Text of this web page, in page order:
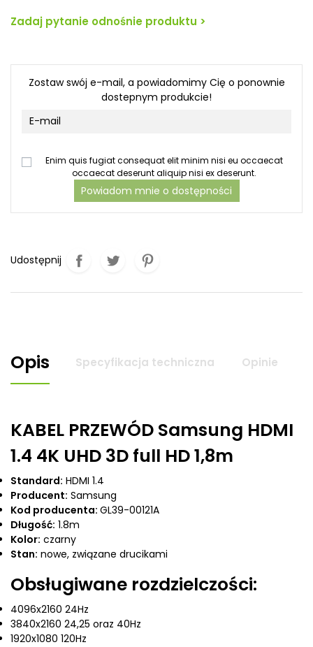
Zadaj pytanie odnośnie produktu >
Zostaw swój e-mail, a powiadomimy Cię o ponownie
dostepnym produkcie!
Enim quis fugiat consequat elit minim nisi eu occaecat
occaecat deserunt aliquip nisi ex deserunt.
Powiadom mnie o dostępności
Udostępnij
Opis Specyfikacja techniczna Opinie
KABEL PRZEWÓD Samsung HDMI
1.4 4K UHD 3D full HD 1,8m
Standard: HDMI 1.4
Producent: Samsung
Kod producenta: GL39-00121A
Długość: 1.8m
Kolor: czarny
Stan: nowe, związane drucikami
Obsługiwane rozdzielczości:
4096x2160 24Hz
3840x2160 24,25 oraz 40Hz
1920x1080 120Hz